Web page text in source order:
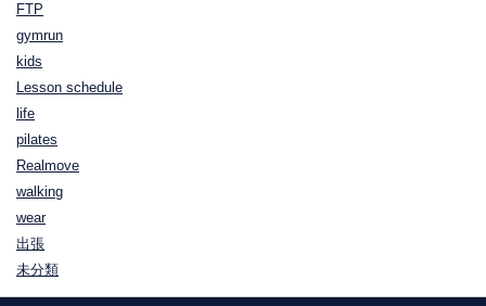
FTP
gymrun
kids
Lesson schedule
life
pilates
Realmove
walking
wear
出張
未分類